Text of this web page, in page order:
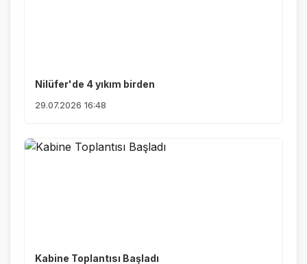
Nilüfer'de 4 yıkım birden
29.07.2026 16:48
Kabine Toplantısı Başladı